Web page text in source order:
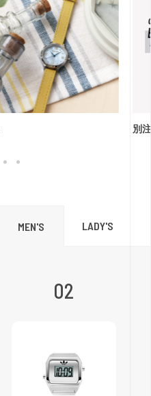
別
MEN'S LADY'S
02